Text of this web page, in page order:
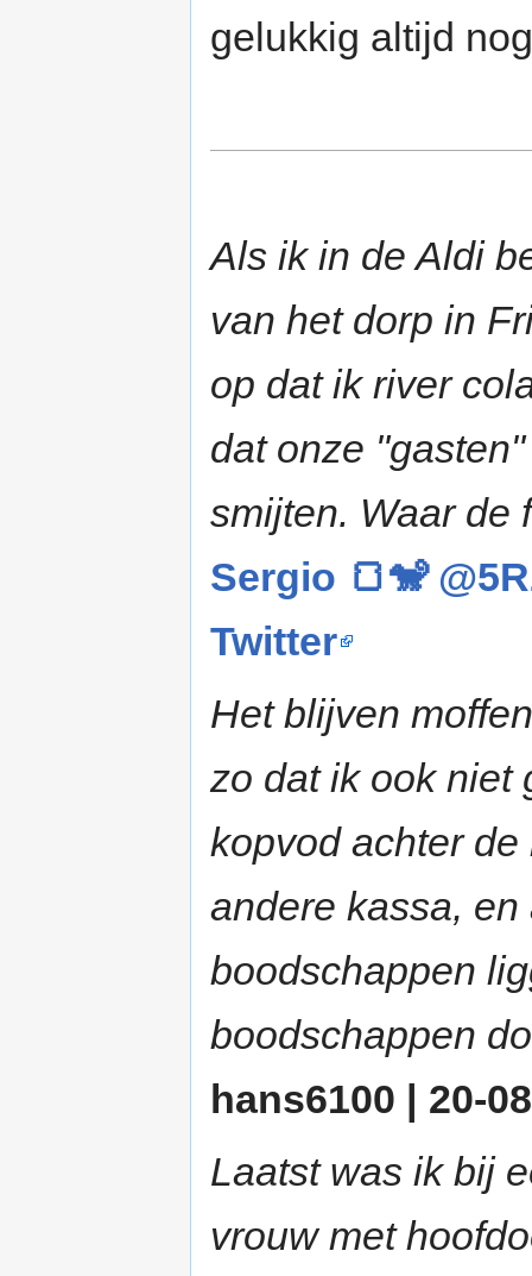
gelukkig altijd
Als ik in de Aldi
van het dorp in
op dat ik river
dat onze
smijten. Waar de
Sergio 🍞🐒
Twitter
Het blijven
zo dat ik ook niet
kopvod achter
andere kassa,
boodschappen
boodschappen
hans6100 | 20-
Laatst was ik bij
vrouw met